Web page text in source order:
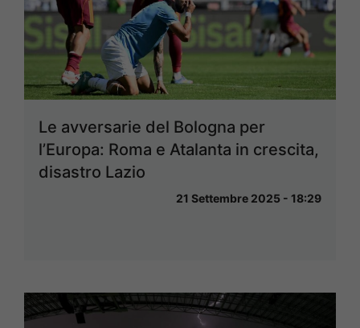
Le avversarie del Bologna per
l’Europa: Roma e Atalanta in crescita,
disastro Lazio
21 Settembre 2025 - 18:29